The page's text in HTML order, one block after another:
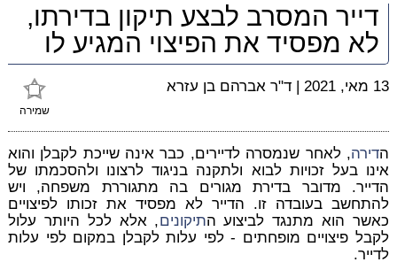
דייר המסרב לבצע תיקון בדירתו,
לא מפסיד את הפיצוי המגיע לו
שמירה
13 מאי, 2021 | ד"ר אברהם בן עזרא
הדירה, לאחר שנמסרה לדיירים, כבר אינה שייכת לקבלן והוא
אינו בעל זכויות לבוא ולתקנה בניגוד לרצונו ולהסכמתו של
הדייר. מדובר בדירת מגורים בה מתגוררת משפחה, ויש
להתחשב בעובדה זו. הדייר לא מפסיד את זכותו לפיצויים
כאשר הוא מתנגד לביצוע התיקונים, אלא לכל היותר עלול
לקבל פיצויים מופחתים - לפי עלות לקבלן במקום לפי עלות
לדייר.